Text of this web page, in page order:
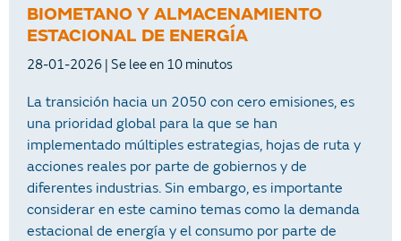
BIOMETANO Y ALMACENAMIENTO
ESTACIONAL DE ENERGÍA
28-01-2026
La transición hacia un 2050 con cero emisiones, es
una prioridad global para la que se han
implementado múltiples estrategias, hojas de ruta y
acciones reales por parte de gobiernos y de
diferentes industrias. Sin embargo, es importante
considerar en este camino temas como la demanda
estacional de energía y el consumo por parte de